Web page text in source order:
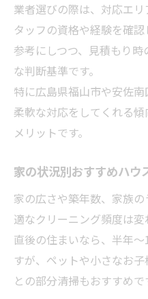
業者選びの際は、対応エ
タッフの資格や経験を確
参考にしつつ、見積もり
な判断基準です。
特に広島県福山市や安佐
柔軟な対応をしてくれる
メリットです。
家の状況別おすすめハウ
家の広さや築年数、家族
適なクリーニング頻度は
直後の住まいなら、半年
すが、ペットや小さなお
との部分清掃もおすすめで